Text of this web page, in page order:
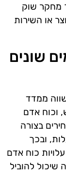
מחקר שוק
או השירות
שונים
ממדד
וכוח אדם
בצורה
ובכך
כוח אדם
שיכול להוביל